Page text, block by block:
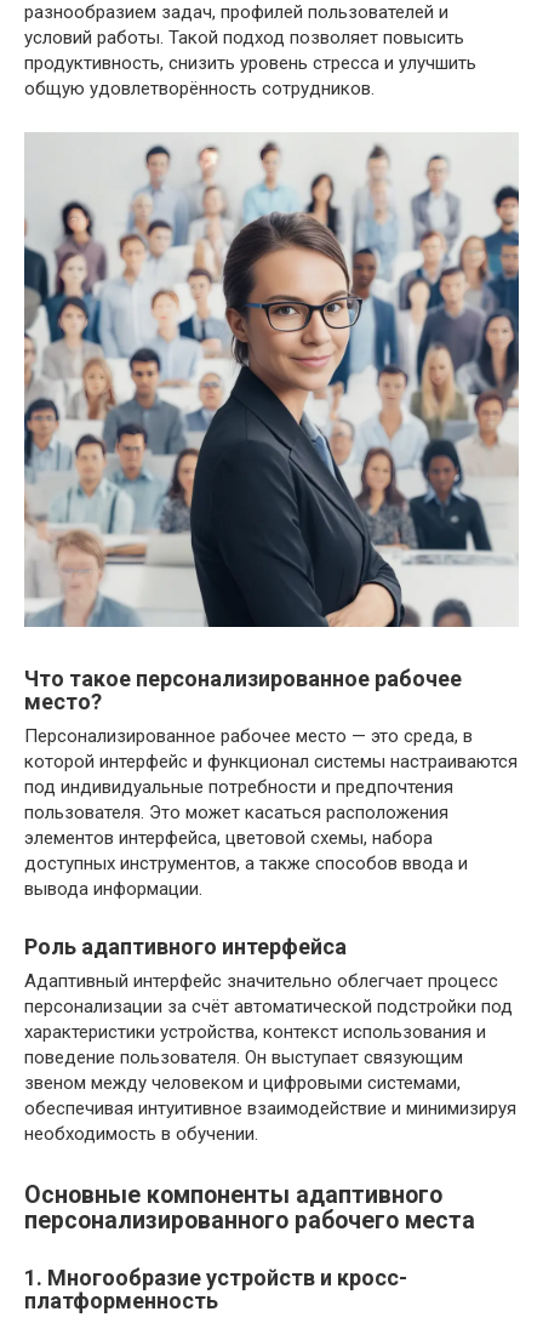
разнообразием задач, профилей пользователей и
условий работы. Такой подход позволяет повысить
продуктивность, снизить уровень стресса и улучшить
общую удовлетворённость сотрудников.
Что такое персонализированное рабочее
место?
Персонализированное рабочее место — это среда, в
которой интерфейс и функционал системы настраиваются
под индивидуальные потребности и предпочтения
пользователя. Это может касаться расположения
элементов интерфейса, цветовой схемы, набора
доступных инструментов, а также способов ввода и
вывода информации.
Роль адаптивного интерфейса
Адаптивный интерфейс значительно облегчает процесс
персонализации за счёт автоматической подстройки под
характеристики устройства, контекст использования и
поведение пользователя. Он выступает связующим
звеном между человеком и цифровыми системами,
обеспечивая интуитивное взаимодействие и минимизируя
необходимость в обучении.
Основные компоненты адаптивного
персонализированного рабочего места
1. Многообразие устройств и кросс-
платформенность